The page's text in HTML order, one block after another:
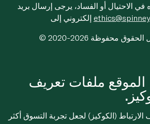
في الاحتيال أو الفساد، يرجى إرسال بريد
كل الحقوق محفوظة
ملفات تعريف
(الكوكيز) لجعل تجربة التسوق أكثر